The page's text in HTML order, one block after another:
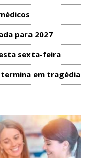
para 2027
sexta-feira
termina em tragédia